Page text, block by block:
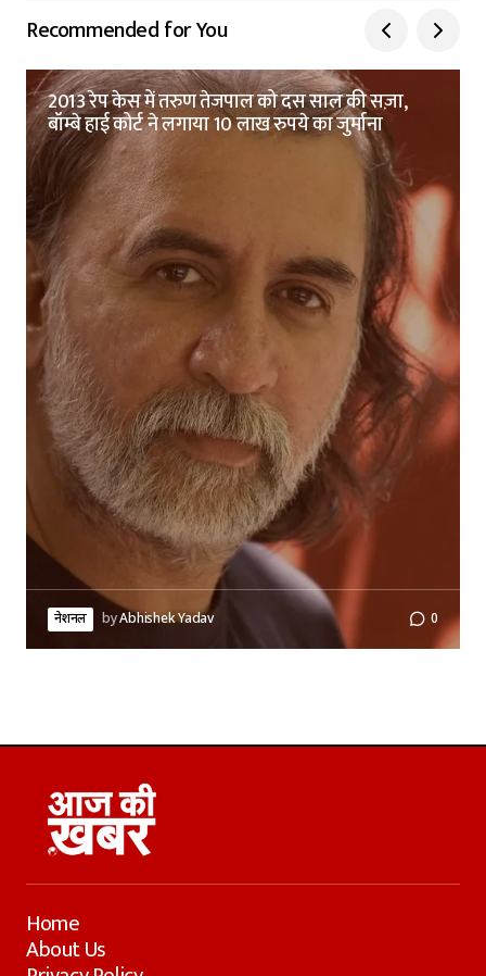
Recommended for You
2013 रेप केस में तरुण तेजपाल को दस साल की सज़ा,
बॉम्बे हाई कोर्ट ने लगाया 10 लाख रुपये का जुर्माना
नेशनल byAbhishek Yadav 0
Home
About Us